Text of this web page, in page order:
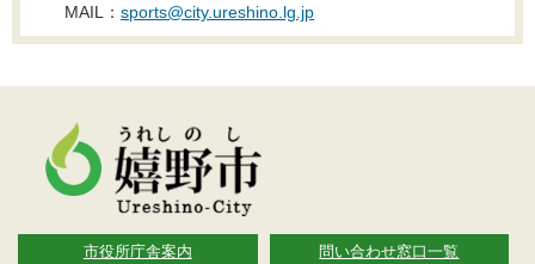
MAIL： sports@city.ureshino.lg.jp
市役所庁舎案内 問い合わせ窓口一覧